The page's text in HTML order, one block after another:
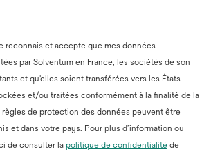
reconnais et accepte que mes données
par Solventum en France, les sociétés de son
et qu'elles soient transférées vers les États-
et/ou traitées conformément à la finalité de la
de protection des données peuvent être
et dans votre pays. Pour plus d’information ou
de consulter la politique de confidentialité s’ouvre
de